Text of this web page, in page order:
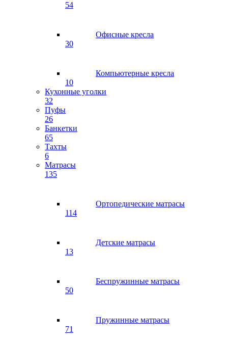
54
Офисные кресла
30
Компьютерные кресла
10
Кухонные уголки
32
Пуфы
26
Банкетки
65
Тахты
6
Матрасы
135
Ортопедические матрасы
114
Детские матрасы
13
Беспружинные матрасы
50
Пружинные матрасы
71